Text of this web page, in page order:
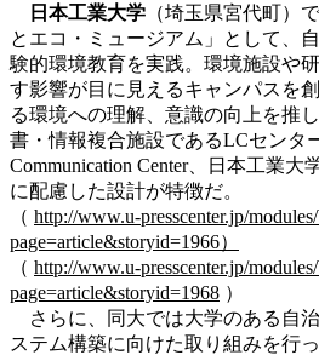
日本工業大学 （埼玉県宮代町）
とエコ・ミュージアム」として、
験的環境教育を実践。環境施設や
す影響が目に見えるキャンパスを
る環境への理解、意識の向上を推
書・情報複合施設であるLCセンタ
Communication Center、日本工業
に配慮した設計が特徴だ。
（ http://www.u-presscenter.jp/
page=article&storyid=1966）
（ http://www.u-presscenter.jp/
page=article&storyid=1968 ）
さらに、同大では大学のある自
ステム構築に向けた取り組みを行